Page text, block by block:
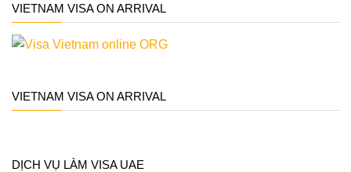
VIETNAM VISA ON ARRIVAL
VIETNAM VISA ON ARRIVAL
DỊCH VỤ LÀM VISA UAE